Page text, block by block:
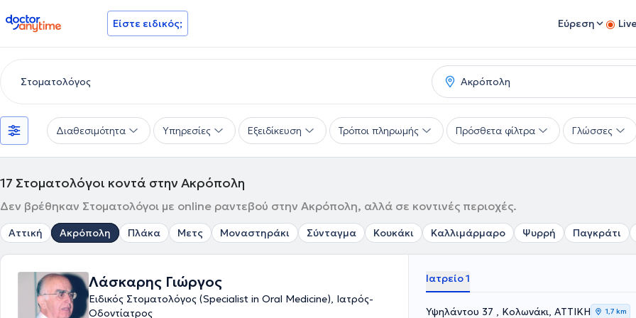
doctoranytime Είστε ειδικός; Εύρεση
Διαθεσιμότητα Υπηρεσίες Εξειδίκευση Τρόποι πληρωμής Πρόσθετα φίλτρα Γλώσσες
17 Στοματολόγοι κοντά στην Ακρόπολη
Δεν βρέθηκαν Στοματολόγοι με online ραντεβού στην Ακρόπολη, αλλά σε κοντινές περιοχές.
Αττική Ακρόπολη Πλάκα Μετς Μοναστηράκι Σύνταγμα Κουκάκι Καλλιμάρμαρο Ψυρρή Παγκράτι
Λάσκαρης Γιώργος
Ειδικός Στοματολόγος (Specialist in Oral Medicine), Ιατρός-
Οδοντίατρος
Ιατρείο 1
Υψηλάντου 37 , Κολωνάκι, ΑΤΤΙΚΗ 1,7 km